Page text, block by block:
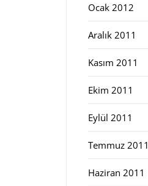
Ocak 2012
Aralık 2011
Kasım 2011
Ekim 2011
Eylül 2011
Temmuz 2011
Haziran 2011